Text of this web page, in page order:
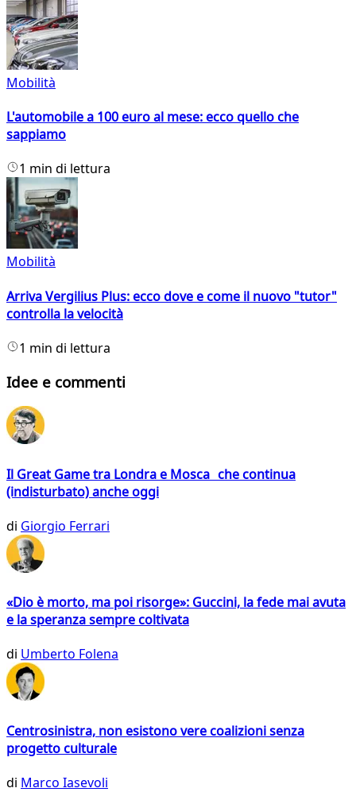
Mobilità
L'automobile a 100 euro al mese: ecco quello che
sappiamo
1 min di lettura
Mobilità
Arriva Vergilius Plus: ecco dove e come il nuovo "tutor"
controlla la velocità
1 min di lettura
Idee e commenti
Il Great Game tra Londra e Mosca che continua
(indisturbato) anche oggi
di Giorgio Ferrari
«Dio è morto, ma poi risorge»: Guccini, la fede mai avuta
e la speranza sempre coltivata
di Umberto Folena
Centrosinistra, non esistono vere coalizioni senza
progetto culturale
di Marco Iasevoli